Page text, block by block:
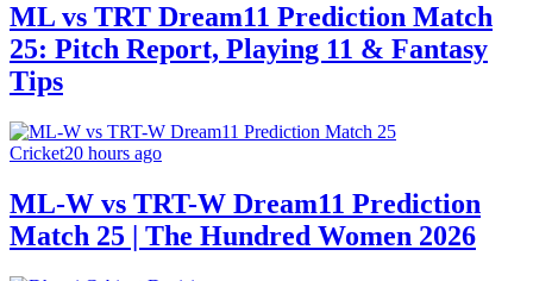
ML vs TRT Dream11 Prediction Match
25: Pitch Report, Playing 11 & Fantasy
Tips
Cricket20 hours ago
ML-W vs TRT-W Dream11 Prediction
Match 25 | The Hundred Women 2026